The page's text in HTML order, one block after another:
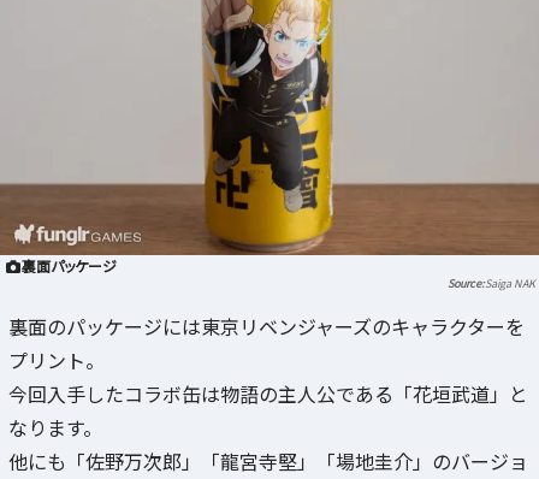
裏面パッケージ
Saiga NAK
裏面のパッケージには東京リベンジャーズのキャラクターを
プリント。
今回入手したコラボ缶は物語の主人公である「花垣武道」と
なります。
他にも「佐野万次郎」「龍宮寺堅」「場地圭介」のバージョ